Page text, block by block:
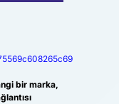
bir marka,